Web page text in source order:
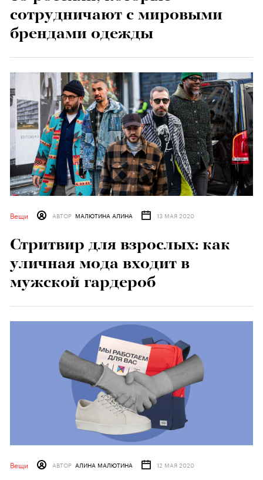
сотрудничают с мировыми
брендами одежды
Вещи АВТОР МАЛЮТИНА АЛИНА 13 МАЯ 2020
Стритвир для взрослых: как
уличная мода входит в
мужской гардероб
Вещи АВТОР АЛИНА МАЛЮТИНА 12 МАЯ 2020